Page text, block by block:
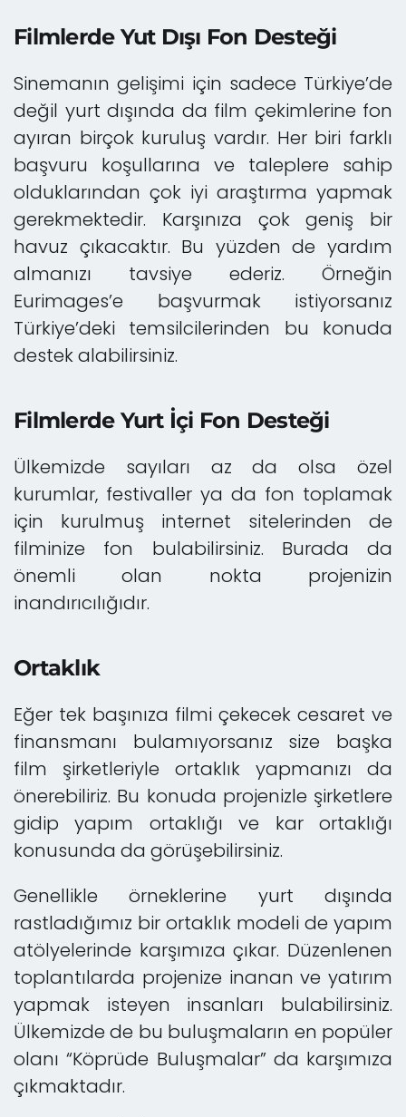
Filmlerde Yut Dışı Fon Desteği
Sinemanın gelişimi için sadece Türkiye’de
değil yurt dışında da film çekimlerine fon
ayıran birçok kuruluş vardır. Her biri farklı
başvuru koşullarına ve taleplere sahip
olduklarından çok iyi araştırma yapmak
gerekmektedir. Karşınıza çok geniş bir
havuz çıkacaktır. Bu yüzden de yardım
almanızı tavsiye ederiz. Örneğin
Eurimages’e başvurmak istiyorsanız
Türkiye’deki temsilcilerinden bu konuda
destek alabilirsiniz.
Filmlerde Yurt İçi Fon Desteği
Ülkemizde sayıları az da olsa özel
kurumlar, festivaller ya da fon toplamak
için kurulmuş internet sitelerinden de
filminize fon bulabilirsiniz. Burada da
önemli olan nokta projenizin
inandırıcılığıdır.
Ortaklık
Eğer tek başınıza filmi çekecek cesaret ve
finansmanı bulamıyorsanız size başka
film şirketleriyle ortaklık yapmanızı da
önerebiliriz. Bu konuda projenizle şirketlere
gidip yapım ortaklığı ve kar ortaklığı
konusunda da görüşebilirsiniz.
Genellikle örneklerine yurt dışında
rastladığımız bir ortaklık modeli de yapım
atölyelerinde karşımıza çıkar. Düzenlenen
toplantılarda projenize inanan ve yatırım
yapmak isteyen insanları bulabilirsiniz.
Ülkemizde de bu buluşmaların en popüler
olanı “Köprüde Buluşmalar” da karşımıza
çıkmaktadır.